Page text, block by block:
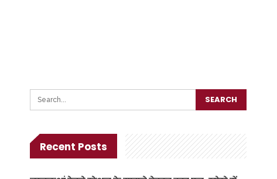
Recent Posts